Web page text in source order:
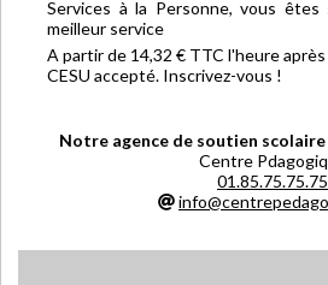
Services à la Personne, vous
meilleur service
A partir de 14,32 € TTC l'heure
CESU accepté. Inscrivez-vous !
Notre agence de soutien
Centre
01.85.75.75.75